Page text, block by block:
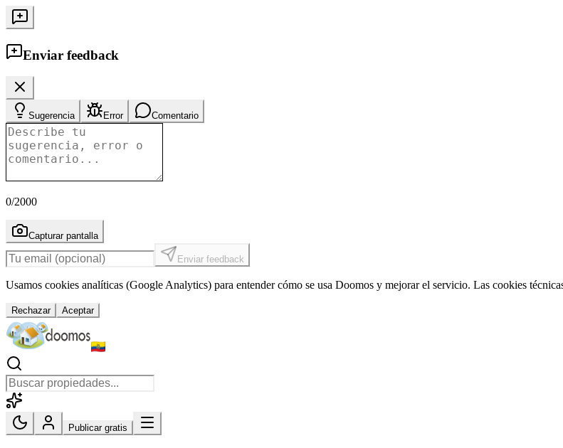
Enviar feedback
Sugerencia Error Comentario
0/2000
Capturar pantalla
Enviar feedback
Usamos cookies analíticas (Google Analytics) para entender cómo se usa Doomos y mejorar el servicio. Las cookies
Rechazar Aceptar
Publicar gratis